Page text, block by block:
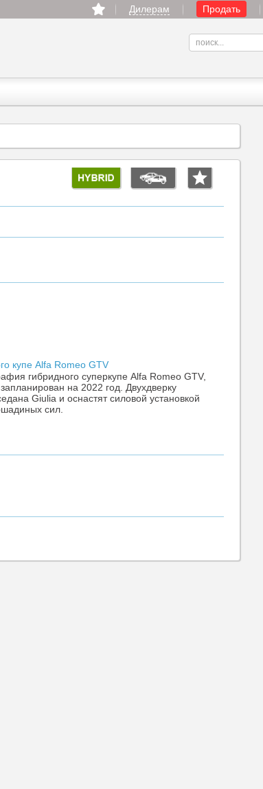
Дилерам Продать
купе Alfa Romeo GTV
гибридного суперкупе Alfa Romeo GTV,
на 2022 год. Двухдверку
Giulia и оснастят силовой установкой
сил.